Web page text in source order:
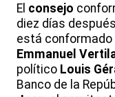
El consejo
diez días
está conformado
Emmanuel
político Louis
Banco de la